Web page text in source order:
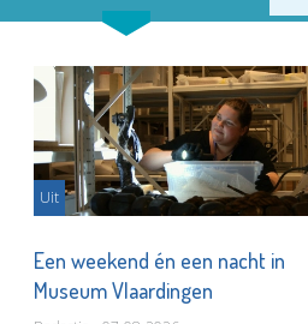
Uit
Een weekend én een nacht in
Museum Vlaardingen